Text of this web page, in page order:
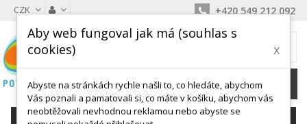
CZK +420 549 212 092
0 Kč
Aby web fungoval jak má (souhlas s
cookies)
x
Abyste na stránkách rychle našli to, co hledáte, abychom
Vás poznali a pamatovali si, co máte v košíku, abychom vás
neobtěžovali nevhodnou reklamou nebo abyste se